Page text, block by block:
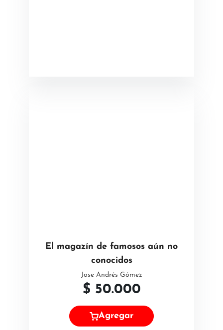
El magazín de famosos aún no
conocidos
Jose Andrés Gómez
$ 50.000
Agregar